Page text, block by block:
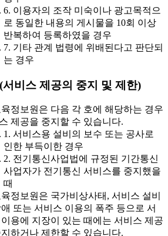
6. 이용자의 조작 미숙이나 광고목적으
로 동일한 내용의 게시물을 10회 이상
반복하여 등록하였을 경우
7. 기타 관계 법령에 위배된다고 판단되
는 경우
서비스 제공의 중지 및 제한)
정보원은 다음 각 호에 해당하는 경우
제공을 중지할 수 있습니다.
1. 서비스용 설비의 보수 또는 공사로
인한 부득이한 경우
2. 전기통신사업법에 규정된 기간통신
사업자가 전기통신 서비스를 중지했을
때
정보원은 국가비상사태, 서비스 설비
또는 서비스 이용의 폭주 등으로 서
용에 지장이 있는 때에는 서비스 제공
하거나 제한할 수 있습니다.